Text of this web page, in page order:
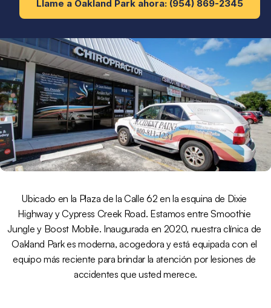
Llame a Oakland Park ahora: (954) 869-2345
Ubicado en la Plaza de la Calle 62 en la esquina de Dixie
Highway y Cypress Creek Road. Estamos entre Smoothie
Jungle y Boost Mobile. Inaugurada en 2020, nuestra clínica de
Oakland Park es moderna, acogedora y está equipada con el
equipo más reciente para brindar la atención por lesiones de
accidentes que usted merece.